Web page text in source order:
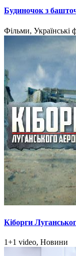
Будиночок з
Фільми, Українські
Кіборги
1+1 video, Новини